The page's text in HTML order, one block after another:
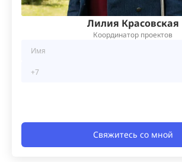
Лилия Красовская
Координатор проектов
Свяжитесь со мной